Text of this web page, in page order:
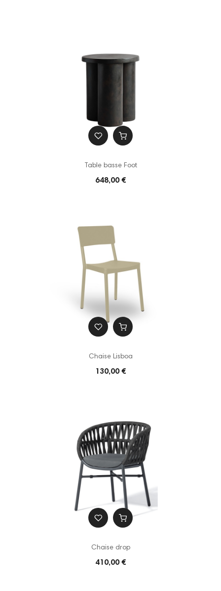
Table basse Foot
648,00 €
Chaise Lisboa
130,00 €
Chaise drop
410,00 €